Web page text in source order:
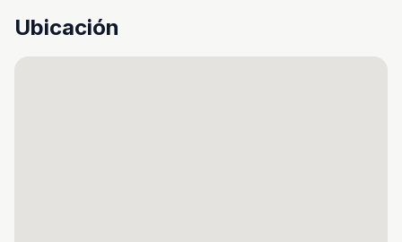
Ubicación